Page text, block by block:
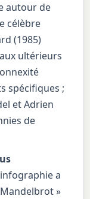
autour de
célèbre
(1985)
ultérieurs
spécifiques ;
et Adrien
de
a
»